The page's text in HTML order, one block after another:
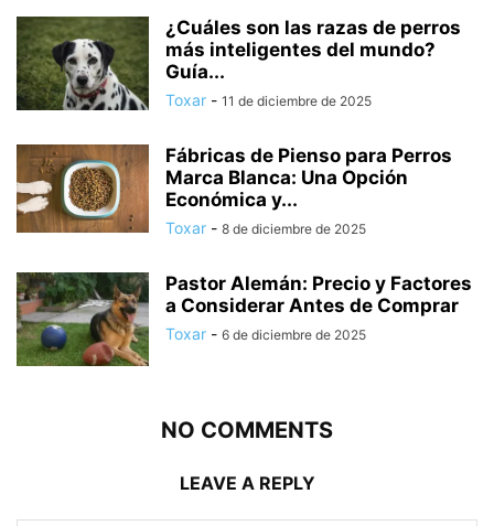
¿Cuáles son las razas de perros
más inteligentes del mundo?
Guía...
Toxar - 11 de diciembre de 2025
Fábricas de Pienso para Perros
Marca Blanca: Una Opción
Económica y...
Toxar - 8 de diciembre de 2025
Pastor Alemán: Precio y Factores
a Considerar Antes de Comprar
Toxar - 6 de diciembre de 2025
NO COMMENTS
LEAVE A REPLY